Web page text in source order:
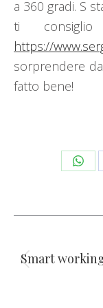
a 360 gradi. S
ti
https://
sorprendere
fatto bene!
tra
Smart